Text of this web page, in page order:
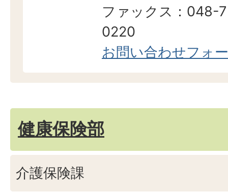
ファックス：048-
0220
お問い合わせフォ
健康保険部
介護保険課